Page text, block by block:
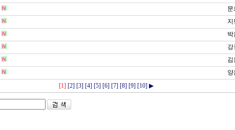
문
지
박
강
김
양
[1] [2] [3] [4] [5] [6] [7] [8] [9] [10] ▶